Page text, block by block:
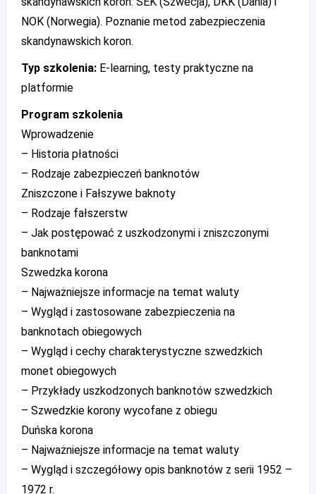
NOK (Norwegia). Poznanie metod zabezpieczenia
skandynawskich koron.
Typ szkolenia: E-learning, testy praktyczne na
platformie
Program szkolenia
Wprowadzenie
– Historia płatności
– Rodzaje zabezpieczeń banknotów
Zniszczone i Fałszywe baknoty
– Rodzaje fałszerstw
– Jak postępować z uszkodzonymi i zniszczonymi
banknotami
Szwedzka korona
– Najważniejsze informacje na temat waluty
– Wygląd i zastosowane zabezpieczenia na
banknotach obiegowych
– Wygląd i cechy charakterystyczne szwedzkich
monet obiegowych
– Przykłady uszkodzonych banknotów szwedzkich
– Szwedzkie korony wycofane z obiegu
Duńska korona
– Najważniejsze informacje na temat waluty
– Wygląd i szczegółowy opis banknotów z serii 1952 –
1972 r.